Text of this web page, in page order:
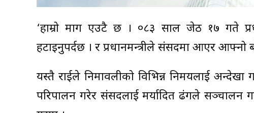
‘हाम्रो माग एउटै छ । ०८३ साल जेठ १७ गते
हटाइनुपर्दछ । र प्रधानमन्त्रीले संसदमा आएर आफ्नो
यस्तै राईले निमावलीको विभिन्न निमयलाई
परिपालन गरेर संसदलाई मर्यादित ढंगले सञ्चालन